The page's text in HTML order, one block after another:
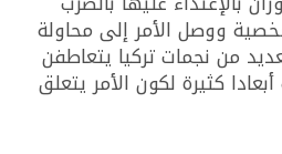
ووصل الأمر إلى محاولة
من نجمات تركيا يتعاطفن
كثيرة لكون الأمر يتعلق